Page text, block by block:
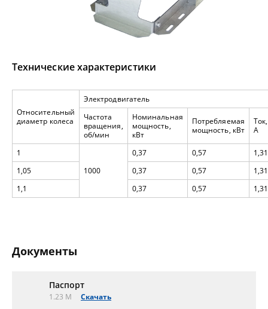
Технические характеристики
Относительный
диаметр колеса
Электродвигатель
Частота
вращения,
об/мин
Номинальная
мощность,
кВт
Потребляемая
мощность, кВт
Ток,
А
1
1000
0,37 0,57
1,31
1,05
0,37 0,57
1,31
1,1
0,37 0,57 1,31
Документы
Паспорт
1.23 M Скачать